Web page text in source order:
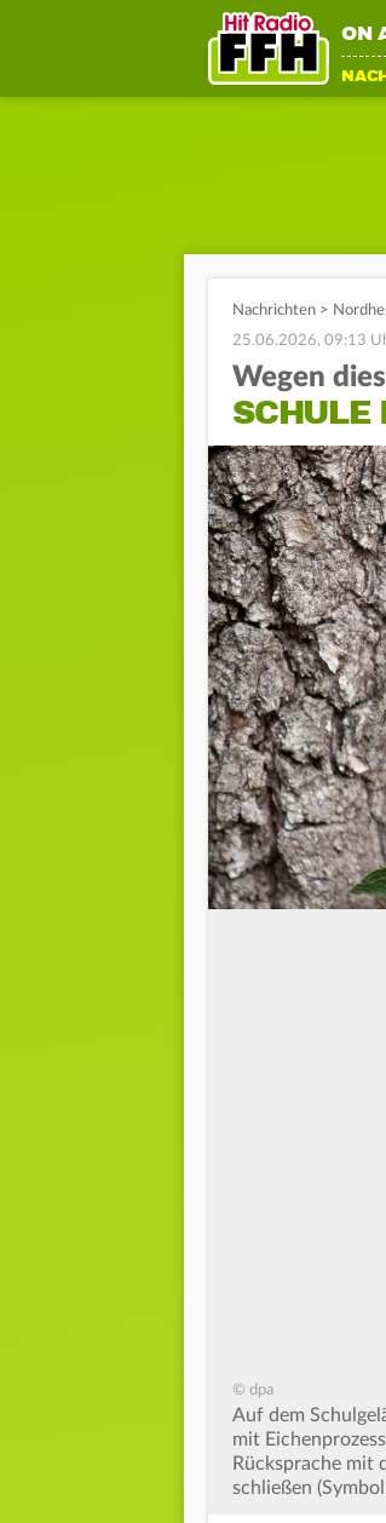
ON
Nachrichten >
25.06.2026, 09:13
Wegen
SCHULE
© dpa
Auf dem
mit
Rücksprache mit
schließen